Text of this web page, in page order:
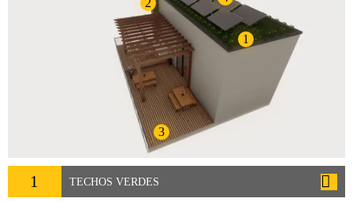
1
2
3
1 TECHOS VERDES